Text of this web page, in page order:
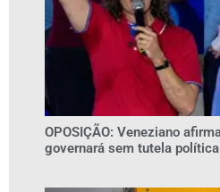
OPOSIÇÃO: Veneziano
governará sem tutela política